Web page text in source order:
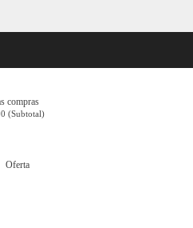
compras
(Subtotal)
Oferta